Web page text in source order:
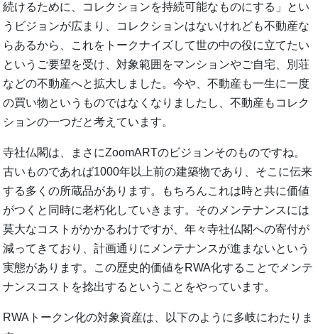
続けるために、コレクションを持続可能なものにする」とい
うビジョンが広まり、コレクションはないけれども不動産な
らあるから、これをトークナイズして世の中の役に立てたい
というご要望を受け、対象範囲をマンションやご自宅、別荘
などの不動産へと拡大しました。今や、不動産も一生に一度
の買い物というものではなくなりましたし、不動産もコレク
ションの一つだと考えています。
寺社仏閣は、まさにZoomARTのビジョンそのものですね。
古いものであれば1000年以上前の建築物であり、そこに伝来
する多くの所蔵品があります。もちろんこれは時と共に価値
がつくと同時に老朽化していきます。そのメンテナンスには
莫大なコストがかかるわけですが、年々寺社仏閣への寄付が
減ってきており、計画通りにメンテナンスが進まないという
実態があります。この歴史的価値をRWA化することでメンテ
ナンスコストを捻出するということをやっています。
RWAトークン化の対象資産は、以下のように多岐にわたりま